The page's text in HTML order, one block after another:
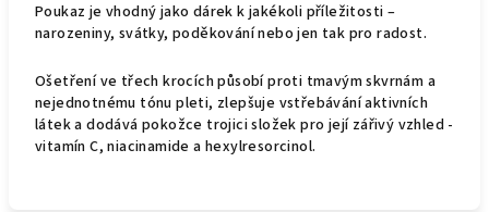
Poukaz je vhodný jako dárek k jakékoli příležitosti –
narozeniny, svátky, poděkování nebo jen tak pro radost.
Ošetření ve třech krocích působí proti tmavým skvrnám a
nejednotnému tónu pleti, zlepšuje vstřebávání aktivních
látek a dodává pokožce trojici složek pro její zářivý vzhled -
vitamín C, niacinamide a hexylresorcinol.